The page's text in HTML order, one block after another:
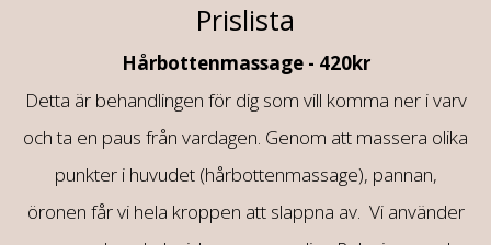
Prislista
Hårbottenmassage - 420kr
Detta är behandlingen för dig som vill komma ner i varv
och ta en paus från vardagen. Genom att massera olika
punkter i huvudet (hårbottenmassage), pannan,
öronen får vi hela kroppen att slappna av. Vi använder